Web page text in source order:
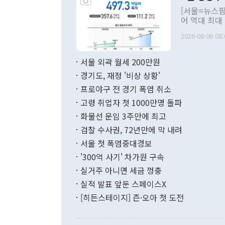
관의 대북
관 부처 장
관의 무리한
다. [정동영 통일부 장관이 지난달 23일 오후 서울 종로구 정부서울청사에
무너졌다고
함께 4자 대
"우리의 선
관은 업무
[서울=뉴스
어 역대 최
료=한국은행] 한국은행이 6일 발표한 '2026년 6월 국제수지(잠정)'
며 월간 기
196.9% 급
수출은
기록했지만
로 전환됐다.
는 배당수입
2026-08-06
서울 외곽 월세 200만원
경기도, 재정 '비상 상황'
프로야구 전 경기 폭염 취소
고령 취업자 첫 1000만명 돌파
화물선 운임 3주만에 최고
검찰 수사권, 72년만에 막 내려
서울 첫 폭염중대경보
'300억 사기' 차가원 구속
실거주 아니면 세금 껑충
실적 발표 앞둔 스페이스X
[히든스테이지] 즌·오아 첫 도전